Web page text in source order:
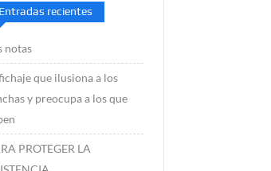
Entradas recientes
notas
que ilusiona a los
y preocupa a los que
PROTEGER LA